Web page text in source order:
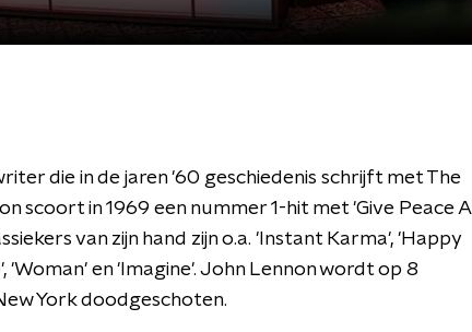
die in de jaren '60 geschiedenis schrijft met The
scoort in 1969 een nummer 1-hit met 'Give Peace A
van zijn hand zijn o.a. 'Instant Karma', 'Happy
'Woman' en 'Imagine'. John Lennon wordt op 8
York doodgeschoten.